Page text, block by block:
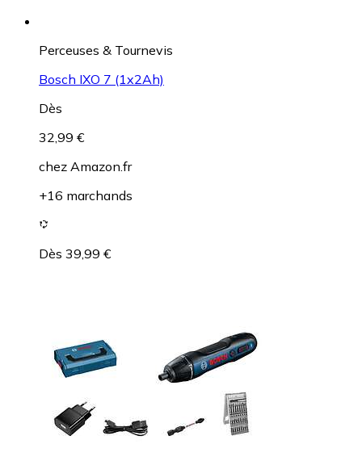
Perceuses & Tournevis
Bosch IXO 7 (1x2Ah)
Dès
32,99 €
chez Amazon.fr
+16 marchands
Dès 39,99 €